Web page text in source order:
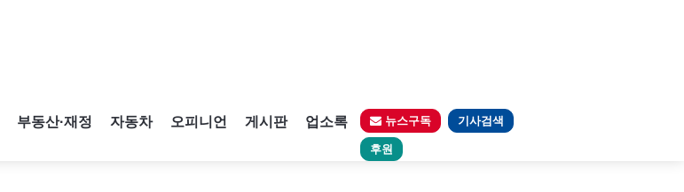
부동산·재정 자동차 오피니언 게시판 업소록 뉴스구독 기사검색
후원